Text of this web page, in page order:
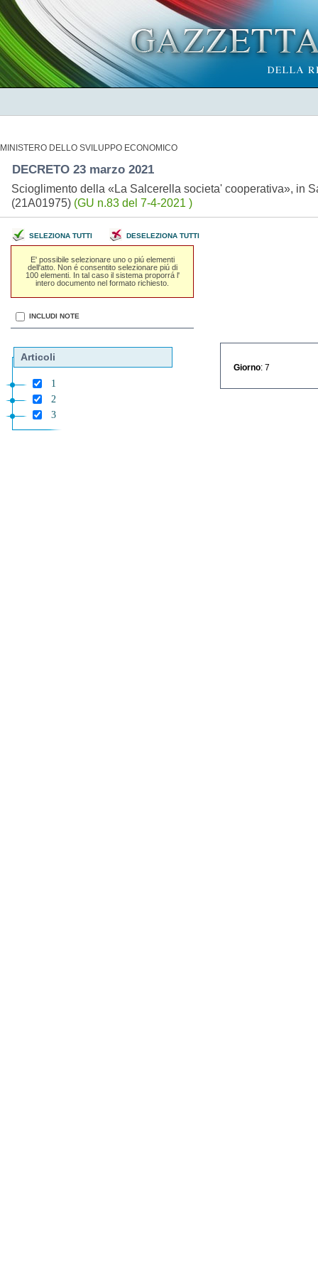
MINISTERO DELLO SVILUPPO ECONOMICO
DECRETO 23 marzo 2021
Scioglimento della «La Salcerella societa' cooperativa», in
(21A01975) (GU n.83 del 7-4-2021 )
SELEZIONA TUTTI DESELEZIONA TUTTI
E' possibile selezionare uno o piú elementi
dell'atto. Non é consentito selezionare piú di
100 elementi. In tal caso il sistema proporrá l'
intero documento nel formato richiesto.
INCLUDI NOTE
Articoli
1
2
3
Giorno : 7